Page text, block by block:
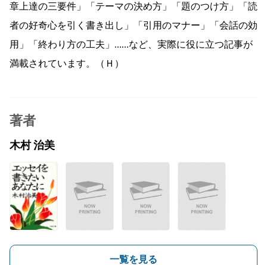
章上達の三要件」「テーマの決め方」「題のつけ方」「読
者の好奇心を引く書き出し」「引用のマナー」「会話の効
用」「終わり方の工夫」……など、実際に役に立つ記事が
満載されています。（Ｈ）
著者
木村 治美
一覧を見る